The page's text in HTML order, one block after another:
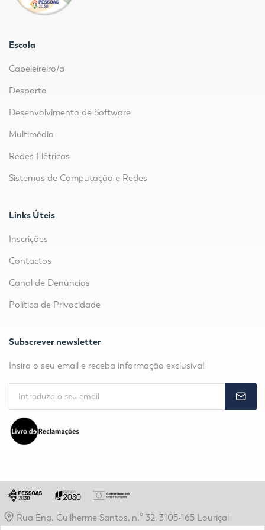
Escola
Cabeleireiro/a
Desporto
Desenvolvimento de Software
Multimédia
Redes Elétricas
Sistemas de Computação e Redes
Links Úteis
Inscrições
Contactos
Canal de Denúncias
Política de Privacidade
Subscrever newsletter
Insira o seu email e receba informação exclusiva!
Rua Eng. Guilherme Santos, n.º 32, 3105-165 Louriçal